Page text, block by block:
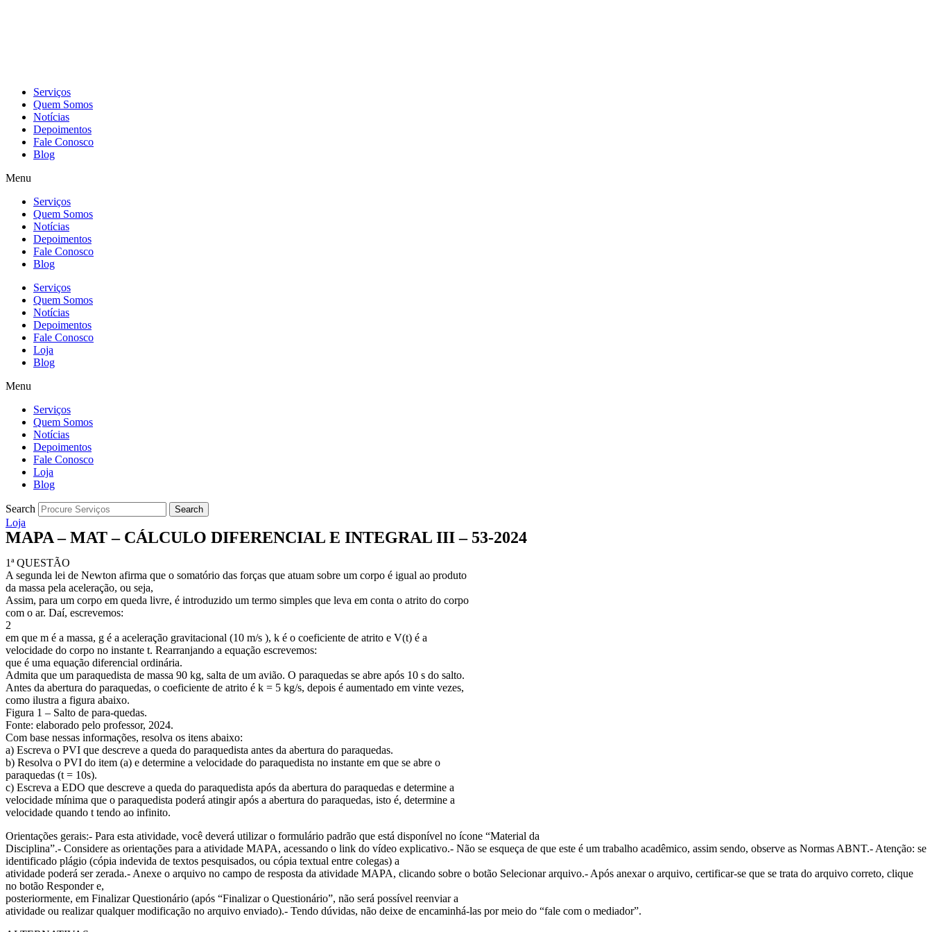
Serviços
Quem Somos
Notícias
Depoimentos
Fale Conosco
Blog
Menu
Serviços
Quem Somos
Notícias
Depoimentos
Fale Conosco
Blog
Serviços
Quem Somos
Notícias
Depoimentos
Fale Conosco
Loja
Blog
Menu
Serviços
Quem Somos
Notícias
Depoimentos
Fale Conosco
Loja
Blog
Search Search
Loja
MAPA – MAT – CÁLCULO DIFERENCIAL E INTEGRAL III – 53-2024
1ª QUESTÃO
A segunda lei de Newton afirma que o somatório das forças que atuam sobre um corpo é igual ao produto
da massa pela aceleração, ou seja,
Assim, para um corpo em queda livre, é introduzido um termo simples que leva em conta o atrito do corpo
com o ar. Daí, escrevemos:
2
em que m é a massa, g é a aceleração gravitacional (10 m/s ), k é o coeficiente de atrito e V(t) é a
velocidade do corpo no instante t. Rearranjando a equação escrevemos:
que é uma equação diferencial ordinária.
Admita que um paraquedista de massa 90 kg, salta de um avião. O paraquedas se abre após 10 s do salto.
Antes da abertura do paraquedas, o coeficiente de atrito é k = 5 kg/s, depois é aumentado em vinte vezes,
como ilustra a figura abaixo.
Figura 1 – Salto de para-quedas.
Fonte: elaborado pelo professor, 2024.
Com base nessas informações, resolva os itens abaixo:
a) Escreva o PVI que descreve a queda do paraquedista antes da abertura do paraquedas.
b) Resolva o PVI do item (a) e determine a velocidade do paraquedista no instante em que se abre o
paraquedas (t = 10s).
c) Escreva a EDO que descreve a queda do paraquedista após da abertura do paraquedas e determine a
velocidade mínima que o paraquedista poderá atingir após a abertura do paraquedas, isto é, determine a
velocidade quando t tendo ao infinito.
Orientações gerais:- Para esta atividade, você deverá utilizar o formulário padrão que está disponível no ícone “Material da
Disciplina”.- Considere as orientações para a atividade MAPA, acessando o link do vídeo explicativo.- Não se esqueça de que este é um trabalho acadêmico, assim sendo, observe as Normas ABNT.- Atenção: se
identificado plágio (cópia indevida de textos pesquisados, ou cópia textual entre colegas) a
atividade poderá ser zerada.- Anexe o arquivo no campo de resposta da atividade MAPA, clicando sobre o botão Selecionar arquivo.- Após anexar o arquivo, certificar-se que se trata do arquivo correto, clique
no botão Responder e,
posteriormente, em Finalizar Questionário (após “Finalizar o Questionário”, não será possível reenviar a
atividade ou realizar qualquer modificação no arquivo enviado).- Tendo dúvidas, não deixe de encaminhá-las por meio do “fale com o mediador”.